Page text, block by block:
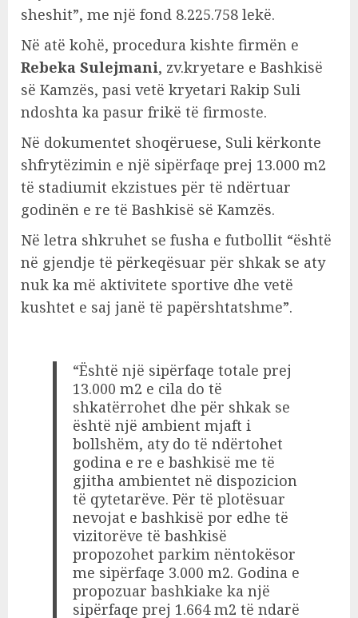
sheshit”, me një fond 8.225.758 lekë.
Në atë kohë, procedura kishte firmën e
Rebeka Sulejmani, zv.kryetare e Bashkisë
së Kamzës, pasi vetë kryetari Rakip Suli
ndoshta ka pasur frikë të firmoste.
Në dokumentet shoqëruese, Suli kërkonte
shfrytëzimin e një sipërfaqe prej 13.000 m2
të stadiumit ekzistues për të ndërtuar
godinën e re të Bashkisë së Kamzës.
Në letra shkruhet se fusha e futbollit “është
në gjendje të përkeqësuar për shkak se aty
nuk ka më aktivitete sportive dhe vetë
kushtet e saj janë të papërshtatshme”.
“Është një sipërfaqe totale prej
13.000 m2 e cila do të
shkatërrohet dhe për shkak se
është një ambient mjaft i
bollshëm, aty do të ndërtohet
godina e re e bashkisë me të
gjitha ambientet në dispozicion
të qytetarëve. Për të plotësuar
nevojat e bashkisë por edhe të
vizitorëve të bashkisë
propozohet parkim nëntokësor
me sipërfaqe 3.000 m2. Godina e
propozuar bashkiake ka një
sipërfaqe prej 1.664 m2 të ndarë